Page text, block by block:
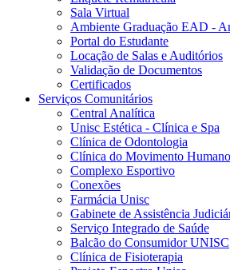
Sala Virtual
Ambiente Graduação EAD -
Portal do Estudante
Locação de Salas e Auditórios
Validação de Documentos
Certificados
Serviços Comunitários
Central Analítica
Unisc Estética - Clínica e Spa
Clínica de Odontologia
Clínica do Movimento Humano
Complexo Esportivo
Conexões
Farmácia Unisc
Gabinete de Assistência
Serviço Integrado de Saúde
Balcão do Consumidor UNISC
Clínica de Fisioterapia